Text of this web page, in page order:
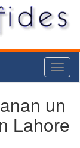
un
Lahore